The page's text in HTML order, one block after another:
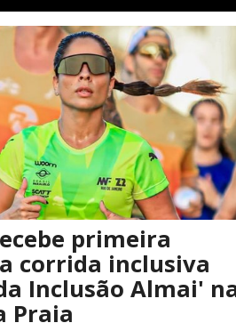
primeira
corrida inclusiva
Inclusão Almai'
Praia